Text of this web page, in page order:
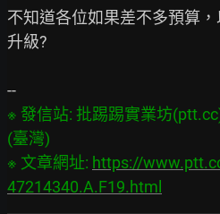
不知道各位如果差不多預算
升級?
※ 發信站: 批踢踢實業坊
(臺灣)
※ 文章網址: https://
47214340.A.F19.html